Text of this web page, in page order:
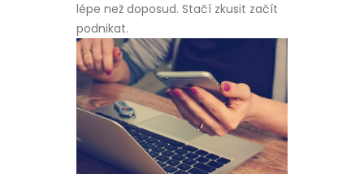
lépe než doposud. Stačí zkusit začít
podnikat.